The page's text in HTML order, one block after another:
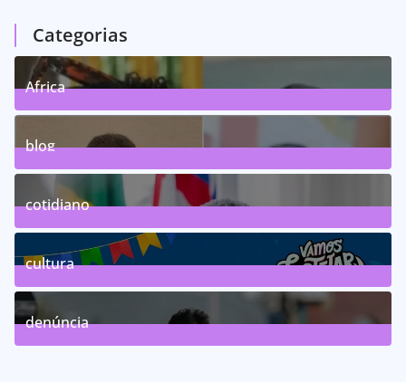
Categorias
Africa
0Posts
blog
75Posts
cotidiano
46Posts
cultura
63Posts
denúncia